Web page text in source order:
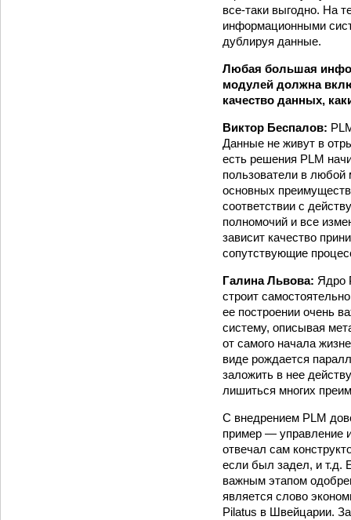
все-таки выгодно. На
информационными
дублируя данные.
Любая большая
модулей должна
качество данных,
Виктор Беспалов:
Данные не живут в
есть решения PLM
пользователи в любой
основных
соответствии с
полномочий и все
зависит качество
сопутствующие
Галина Львова: Ядро
строит
ее построении очень
систему, описывая
от самого начала
виде рождается
заложить в нее
лишиться многих
С внедрением PLM
пример — управление
отвечал сам
если был задел, и т.д.
важным этапом
является слово
Pilatus в Швейцарии.